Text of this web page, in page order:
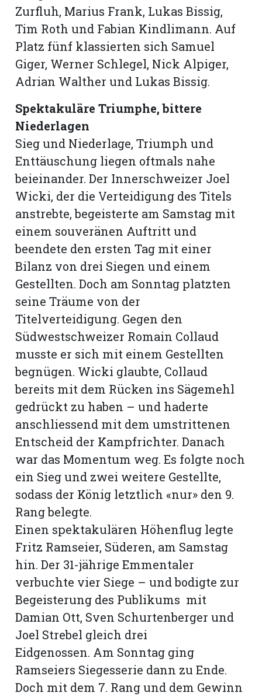
Zurfluh, Marius Frank, Lukas Bissig,
Tim Roth und Fabian Kindlimann. Auf
Platz fünf klassierten sich Samuel
Giger, Werner Schlegel, Nick Alpiger,
Adrian Walther und Lukas Bissig.
Spektakuläre Triumphe, bittere
Niederlagen
Sieg und Niederlage, Triumph und
Enttäuschung liegen oftmals nahe
beieinander. Der Innerschweizer Joel
Wicki, der die Verteidigung des Titels
anstrebte, begeisterte am Samstag mit
einem souveränen Auftritt und
beendete den ersten Tag mit einer
Bilanz von drei Siegen und einem
Gestellten. Doch am Sonntag platzten
seine Träume von der
Titelverteidigung. Gegen den
Südwestschweizer Romain Collaud
musste er sich mit einem Gestellten
begnügen. Wicki glaubte, Collaud
bereits mit dem Rücken ins Sägemehl
gedrückt zu haben – und haderte
anschliessend mit dem umstrittenen
Entscheid der Kampfrichter. Danach
war das Momentum weg. Es folgte noch
ein Sieg und zwei weitere Gestellte,
sodass der König letztlich «nur» den 9.
Rang belegte.
Einen spektakulären Höhenflug legte
Fritz Ramseier, Süderen, am Samstag
hin. Der 31-jährige Emmentaler
verbuchte vier Siege – und bodigte zur
Begeisterung des Publikums mit
Damian Ott, Sven Schurtenberger und
Joel Strebel gleich drei
Eidgenossen. Am Sonntag ging
Ramseiers Siegesserie dann zu Ende.
Doch mit dem 7. Rang und dem Gewinn